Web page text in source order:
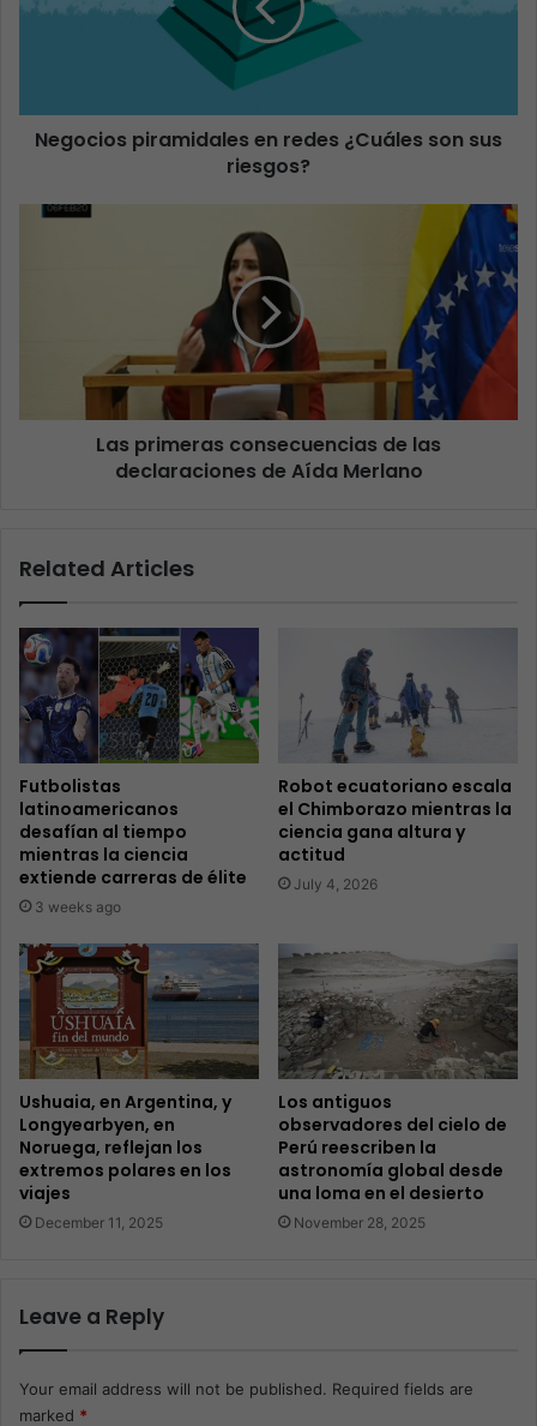
Negocios piramidales en redes ¿Cuáles son sus
riesgos?
Las primeras consecuencias de las
declaraciones de Aída Merlano
Related Articles
Futbolistas
latinoamericanos
desafían al tiempo
mientras la ciencia
extiende carreras de élite
3 weeks ago
Robot ecuatoriano escala
el Chimborazo mientras la
ciencia gana altura y
actitud
July 4, 2026
Ushuaia, en Argentina, y
Longyearbyen, en
Noruega, reflejan los
extremos polares en los
viajes
December 11, 2025
Los antiguos
observadores del cielo de
Perú reescriben la
astronomía global desde
una loma en el desierto
November 28, 2025
Leave a Reply
Your email address will not be published. Required fields are
marked *